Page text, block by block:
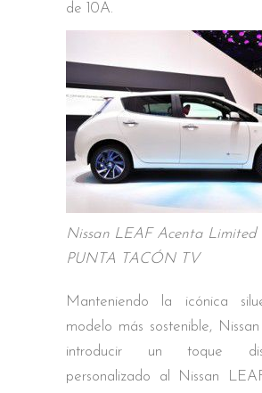
de 10A.
Nissan LEAF Acenta Limited
PUNTA TACÓN TV
Manteniendo la icónica
modelo más sostenible,
introducir un toque
personalizado al Nissan